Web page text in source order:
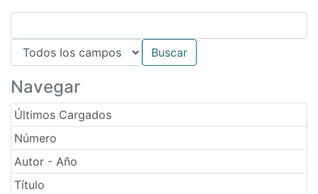
Navegar
Últimos Cargados
Número
Autor - Año
Título